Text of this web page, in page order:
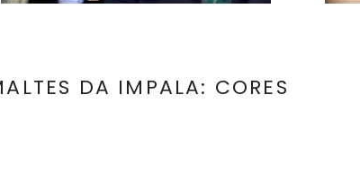
DA IMPALA: CORES